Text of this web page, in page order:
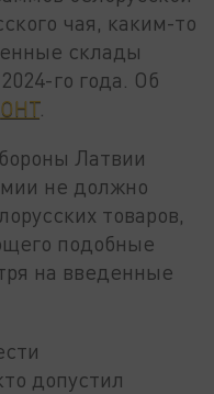
чая, каким-то
склады
го года. Об
ОНТ.
Латвии
не должно
товаров,
подобные
на введенные
допустил